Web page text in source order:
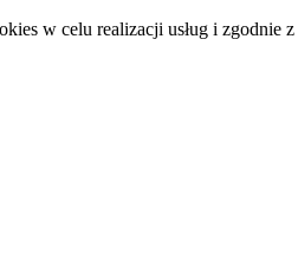
w celu realizacji usług i zgodnie z